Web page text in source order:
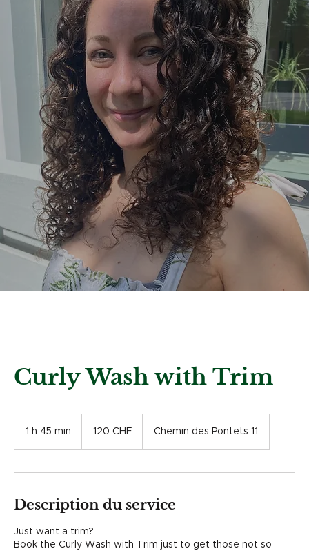
Curly Wash with Trim
1 h 45 min
m
suisses
120 CHF Chemin des Pontets 11
Description du service
Just want a trim?
Book the Curly Wash with Trim just to get those not so